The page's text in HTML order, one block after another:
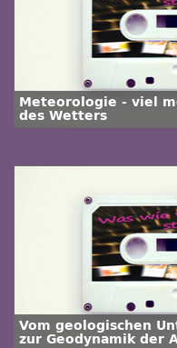
Meteorologie - viel
des Wetters
Vom geologischen
zur Geodynamik der